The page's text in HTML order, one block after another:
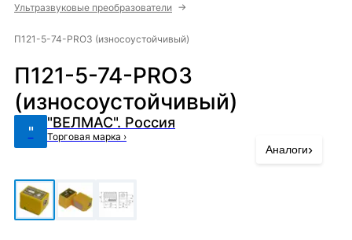
Ультразвуковые преобразователи →
П121-5-74-PRO3 (износоустойчивый)
П121-5-74-PRO3
(износоустойчивый)
"
"ВЕЛМАС". Россия
Торговая марка ›
Аналоги›